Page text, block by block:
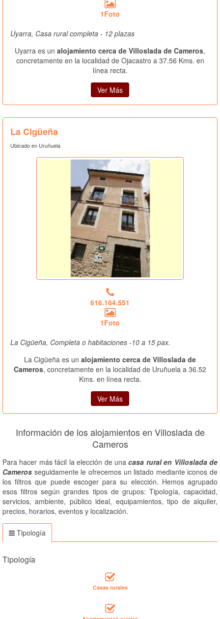
1Foto
Uyarra, Casa rural completa - 12 plazas
Uyarra es un alojamiento cerca de Villoslada de Cameros,
concretamente en la localidad de Ojacastro a 37.56 Kms. en
línea recta.
Ver Más
La Cigüeña
Ubicado en Uruñuela
616.164.551
1Foto
La Cigüeña, Completa o habitaciones -10 a 15 pax.
La Cigüeña es un alojamiento cerca de Villoslada de
Cameros, concretamente en la localidad de Uruñuela a 36.52
Kms. en línea recta.
Ver Más
Información de los alojamientos en Villoslada de
Cameros
Para hacer más fácil la elección de unacasa rural en Villoslada de
Cameros seguidamente le ofrecemos un listado mediante iconos de
los filtros que puede escoger para su elección. Hemos agrupado
esos filtros según grandes tipos de grupos: Tipología, capacidad,
servicios, ambiente, público ideal, equipamientos, tipo de alquiler,
precios, horarios, eventos y localización.
Tipología
Tipología
Casas rurales